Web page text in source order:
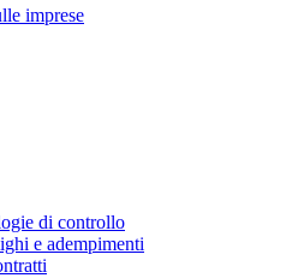
imprese
di controllo
e adempimenti